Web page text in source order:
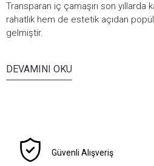
Transparan iç çamaşırı son yıllarda
rahatlık hem de estetik açıdan
gelmiştir.
DEVAMINI OKU
Güvenli Alışveriş